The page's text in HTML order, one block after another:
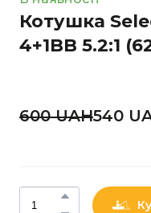
Котушка
4+1BB 5.2:1
600 UAН540